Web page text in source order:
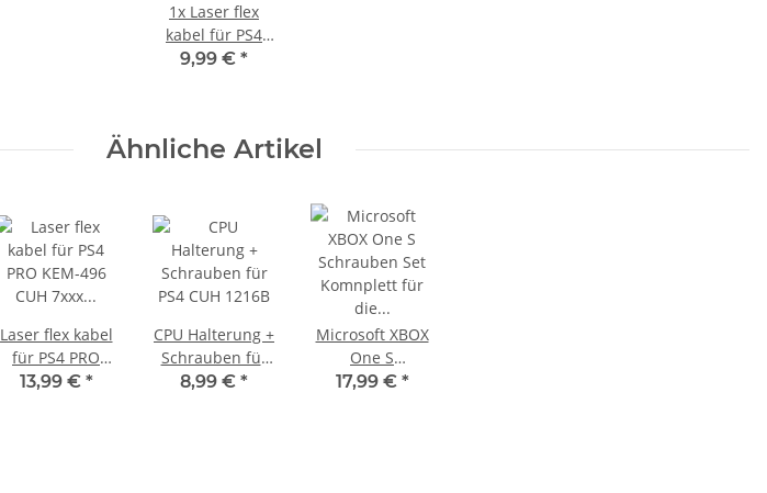
1x Laser flex
kabel für PS4
KEM-496 KEM-
Cable 18.2 cm
9,99 € *
Ähnliche Artikel
Laser flex kabel
für PS4 PRO
KEM-496 CUH
13,99 € *
CPU Halterung +
Schrauben für
PS4 CUH 1216B
8,99 € *
Microsoft XBOX
One S
Schrauben Set
17,99 € *